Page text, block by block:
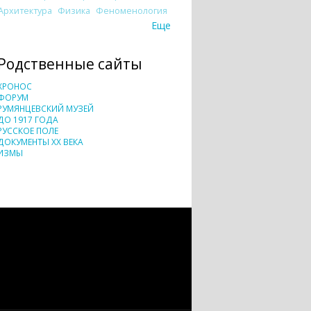
Физика Феноменология
Еще
сайты
МУЗЕЙ
1917 ГОДА
ПОЛЕ
XX ВЕКА